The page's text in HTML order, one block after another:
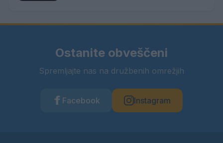
Ostanite obveščeni
Spremljajte nas na družbenih omrežjih
Facebook Instagram